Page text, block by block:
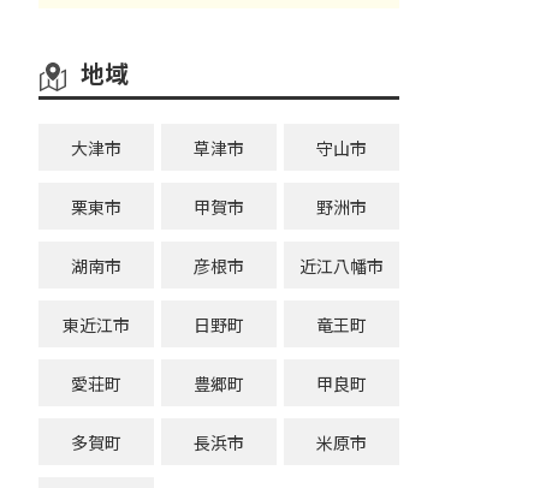
地域
大津市 草津市 守山市
栗東市 甲賀市 野洲市
湖南市 彦根市 近江八幡市
東近江市 日野町 竜王町
愛荘町 豊郷町 甲良町
多賀町 長浜市 米原市